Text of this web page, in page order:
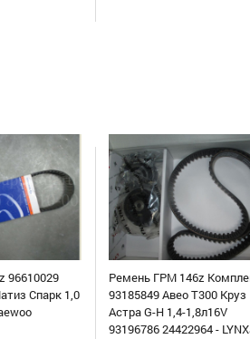
96610029
Спарк 1,0
Ремень ГРМ 146z
93185849 Авео Т300 Круз
Астра G-H 1,4-1,8л16V
93196786 24422964 -